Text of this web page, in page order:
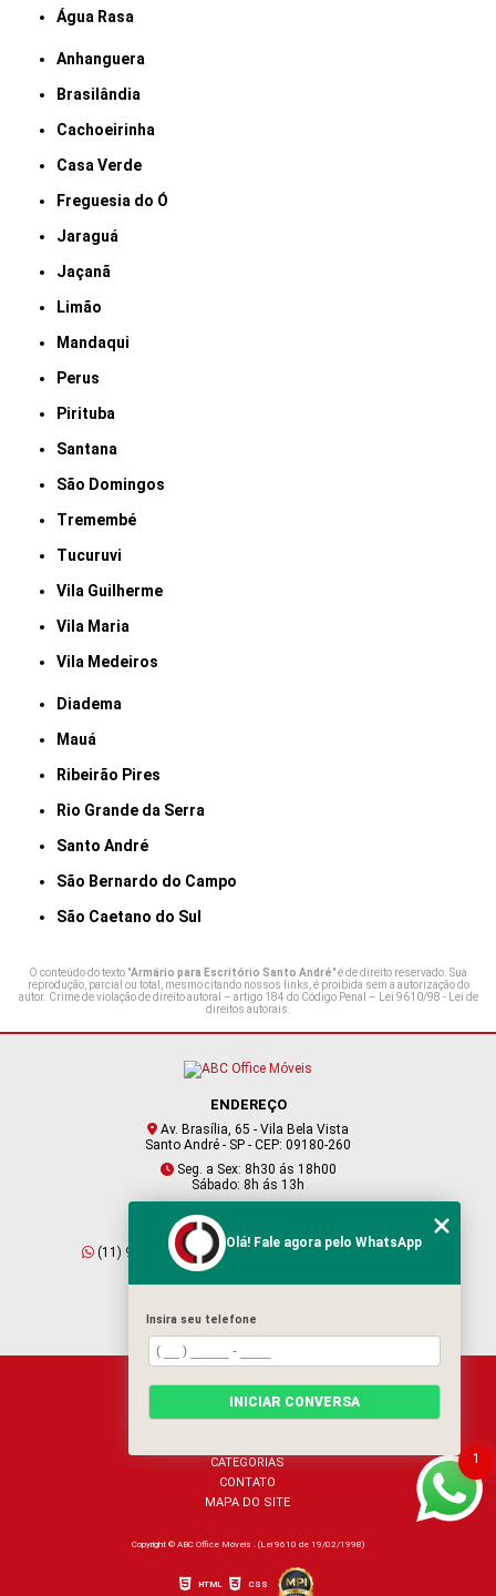
Água Rasa
Anhanguera
Brasilândia
Cachoeirinha
Casa Verde
Freguesia do Ó
Jaraguá
Jaçanã
Limão
Mandaqui
Perus
Pirituba
Santana
São Domingos
Tremembé
Tucuruvi
Vila Guilherme
Vila Maria
Vila Medeiros
Diadema
Mauá
Ribeirão Pires
Rio Grande da Serra
Santo André
São Bernardo do Campo
São Caetano do Sul
O conteúdo do texto "Armário para Escritório Santo André" é de direito reservado. Sua
reprodução, parcial ou total, mesmo citando nossos links, é proibida sem a autorização do
autor. Crime de violação de direito autoral – artigo 184 do Código Penal –
Lei 9610/98 - Lei de
direitos autorais
ENDEREÇO
Av. Brasília, 65 - Vila Bela Vista
Santo André - SP - CEP: 09180-260
Seg. a Sex: 8h30 ás 18h00
Sábado: 8h ás 13h
CONTATO
(11) 95409-2229
(11) 4901-6045
vendas@abcofficemoveis.com.br
HOME
SOBRE NÓS
PRODUTOS
CATEGORIAS
CONTATO
MAPA DO SITE
Copyright © ABC Office Móveis . (Lei 9610 de 19/02/1998)
HTML CSS
1
Olá! Fale agora pelo WhatsApp
Insira seu telefone
INICIAR CONVERSA